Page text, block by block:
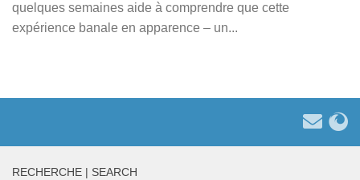
quelques semaines aide à comprendre que cette
expérience banale en apparence – un...
RECHERCHE | SEARCH